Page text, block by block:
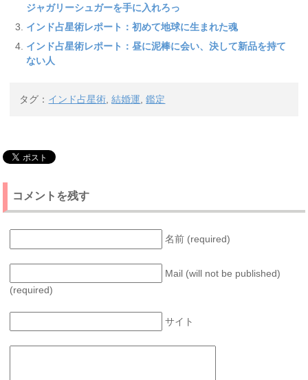
ジャガリーシュガーを手に入れろっ
インド占星術レポート：初めて地球に生まれた魂
インド占星術レポート：昼に泥棒に会い、決して新品を持て
ない人
タグ： インド占星術,結婚運,鑑定
コメントを残す
名前 (required)
Mail (will not be published)
(required)
サイト